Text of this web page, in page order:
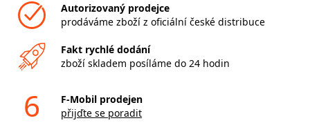
Autorizovaný prodejce
prodáváme zboží z oficiální české distribuce
Fakt rychlé dodání
zboží skladem posíláme do 24 hodin
6
F-Mobil prodejen
přijďte se poradit